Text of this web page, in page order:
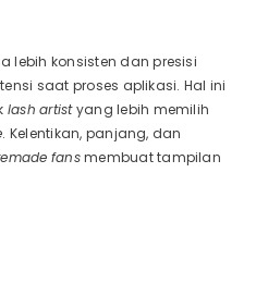
lebih konsisten dan presisi
saat proses aplikasi. Hal ini
lash artistyang lebih memilih
. Kelentikan, panjang, dan
fansmembuat tampilan